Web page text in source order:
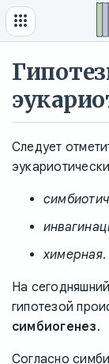
Следует
химерная.
На
гипотезой
симбиогенез.
Согласно